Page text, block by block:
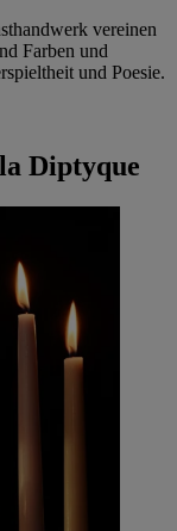
vereinen
Farben und
und Poesie.
Diptyque